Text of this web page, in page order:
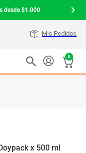
desde $1.000
Mis Pedidos
0
x 500 ml